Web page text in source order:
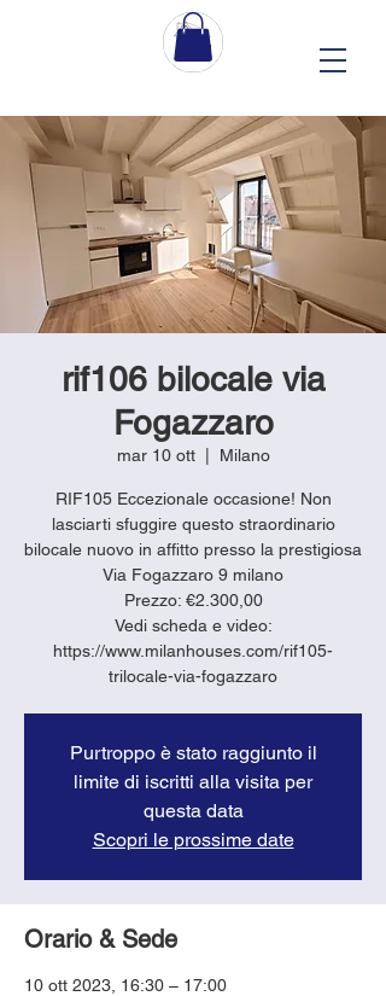
rif106 bilocale via
Fogazzaro
mar 10 ott
  |
Milano
RIF105 Eccezionale occasione! Non
lasciarti sfuggire questo straordinario
bilocale nuovo in affitto presso la prestigiosa
Via Fogazzaro 9 milano
Prezzo: €2.300,00
Vedi scheda e video:
https://www.milanhouses.com/rif105-
trilocale-via-fogazzaro
Purtroppo è stato raggiunto il
limite di iscritti alla visita per
questa data
Scopri le prossime date
Orario & Sede
10 ott 2023, 16:30 – 17:00